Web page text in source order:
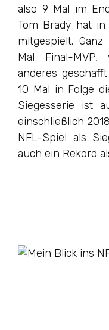
also 9 Mal im
Tom Brady hat
mitgespielt.
Mal Final-
anderes
10 Mal in Folge
Siegesserie ist
einschließlich
NFL-Spiel als
auch ein Rekord